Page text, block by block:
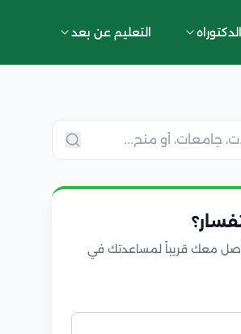
التعليم عن بعد
معك قريباً لمساعدتك في